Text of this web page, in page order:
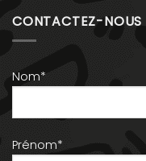
CONTACTEZ-NOUS
Nom*
Prénom*